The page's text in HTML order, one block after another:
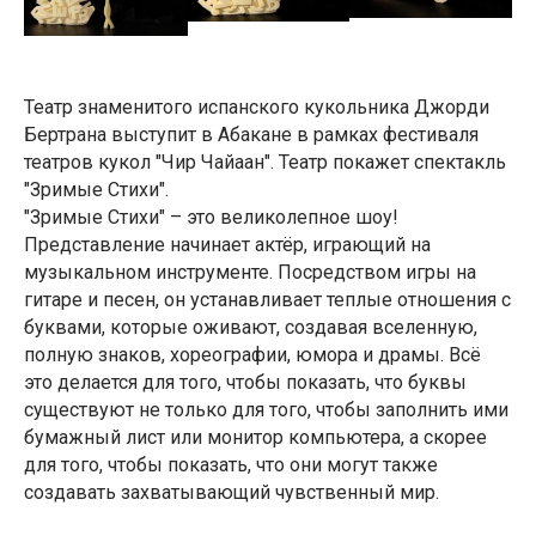
Театр знаменитого испанского кукольника Джорди
Бертрана выступит в Абакане в рамках фестиваля
театров кукол "Чир Чайаан". Театр покажет спектакль
"Зримые Стихи".
"Зримые Стихи" – это великолепное шоу!
Представление начинает актёр, играющий на
музыкальном инструменте. Посредством игры на
гитаре и песен, он устанавливает теплые отношения с
буквами, которые оживают, создавая вселенную,
полную знаков, хореографии, юмора и драмы. Всё
это делается для того, чтобы показать, что буквы
существуют не только для того, чтобы заполнить ими
бумажный лист или монитор компьютера, а скорее
для того, чтобы показать, что они могут также
создавать захватывающий чувственный мир.